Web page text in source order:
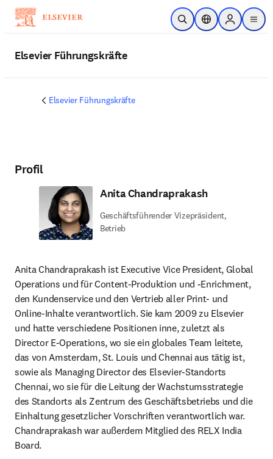
Zum Hauptinhalt wechseln
Suche öffnenStandortauswahl
Sign in to
menu
Elsevier Führungskräfte
Elsevier Führungskräfte
Profil
Anita Chandraprakash
Geschäftsführender Vizepräsident,
Betrieb
Anita Chandraprakash ist Executive Vice President, Global
Operations und für Content-Produktion und -Enrichment,
den Kundenservice und den Vertrieb aller Print- und
Online-Inhalte verantwortlich. Sie kam 2009 zu Elsevier
und hatte verschiedene Positionen inne, zuletzt als
Director E-Operations, wo sie ein globales Team leitete,
das von Amsterdam, St. Louis und Chennai aus tätig ist,
sowie als Managing Director des Elsevier-Standorts
Chennai, wo sie für die Leitung der Wachstumsstrategie
des Standorts als Zentrum des Geschäftsbetriebs und die
Einhaltung gesetzlicher Vorschriften verantwortlich war.
Chandraprakash war außerdem Mitglied des RELX India
Board.